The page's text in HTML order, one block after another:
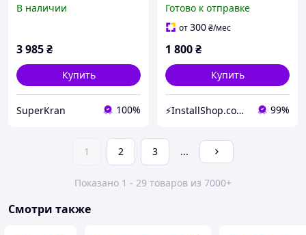
(KR5152)
В наличии
3 985₴
Купить
SuperKran 100%
Готово к отправке
от300₴/мес
1 800₴
Купить
⚡InstallShop.com.ua⚡ 99%
1 2 3 ...
Показано 1 - 29 товаров из 7000+
Смотри также